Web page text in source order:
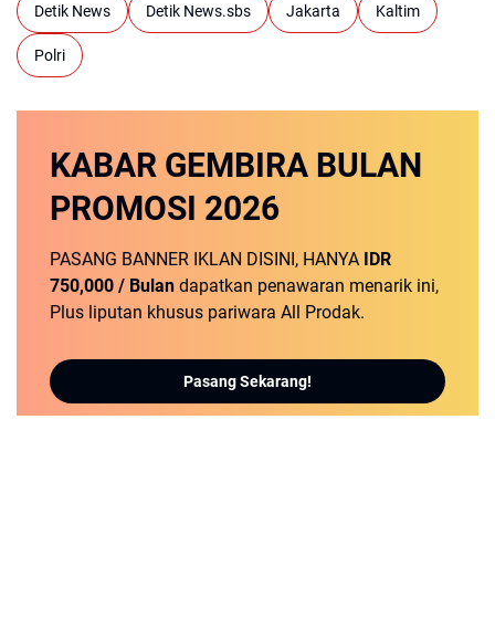
Detik News Detik News.sbs Jakarta Kaltim
Polri
KABAR GEMBIRA BULAN
PROMOSI 2026
PASANG BANNER IKLAN DISINI, HANYA IDR
750,000 / Bulan dapatkan penawaran menarik ini,
Plus liputan khusus pariwara All Prodak.
Pasang Sekarang!